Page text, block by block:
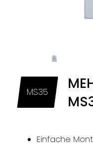
MS35
Einfache